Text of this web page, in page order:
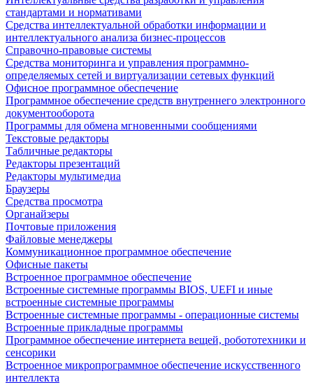
стандартами и нормативами
Средства интеллектуальной обработки информации и
интеллектуального анализа бизнес-процессов
Справочно-правовые системы
Средства мониторинга и управления программно-
определяемых сетей и виртуализации сетевых функций
Офисное программное обеспечение
Программное обеспечение средств внутреннего электронного
документооборота
Программы для обмена мгновенными сообщениями
Текстовые редакторы
Табличные редакторы
Редакторы презентаций
Редакторы мультимедиа
Браузеры
Средства просмотра
Органайзеры
Почтовые приложения
Файловые менеджеры
Коммуникационное программное обеспечение
Офисные пакеты
Встроенное программное обеспечение
Встроенные системные программы BIOS, UEFI и иные
встроенные системные программы
Встроенные системные программы - операционные системы
Встроенные прикладные программы
Программное обеспечение интернета вещей, робототехники и
сенсорики
Встроенное микропрограммное обеспечение искусственного
интеллекта